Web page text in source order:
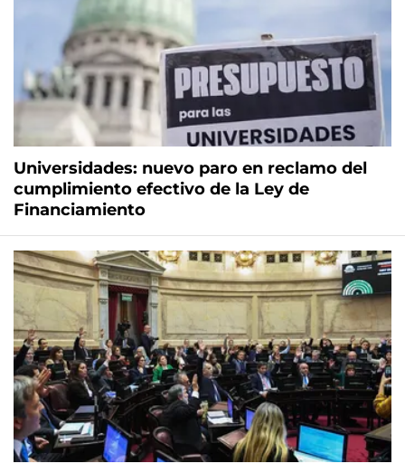
Universidades: nuevo paro en reclamo del
cumplimiento efectivo de la Ley de
Financiamiento